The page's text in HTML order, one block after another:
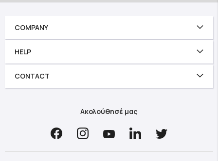
COMPANY
HELP
CONTACT
Ακολούθησέ μας